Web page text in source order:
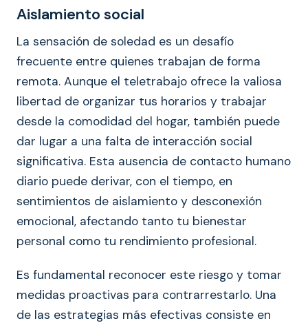
Aislamiento social
La sensación de soledad es un desafío
frecuente entre quienes trabajan de forma
remota. Aunque el teletrabajo ofrece la valiosa
libertad de organizar tus horarios y trabajar
desde la comodidad del hogar, también puede
dar lugar a una falta de interacción social
significativa. Esta ausencia de contacto humano
diario puede derivar, con el tiempo, en
sentimientos de aislamiento y desconexión
emocional, afectando tanto tu bienestar
personal como tu rendimiento profesional.
Es fundamental reconocer este riesgo y tomar
medidas proactivas para contrarrestarlo. Una
de las estrategias más efectivas consiste en